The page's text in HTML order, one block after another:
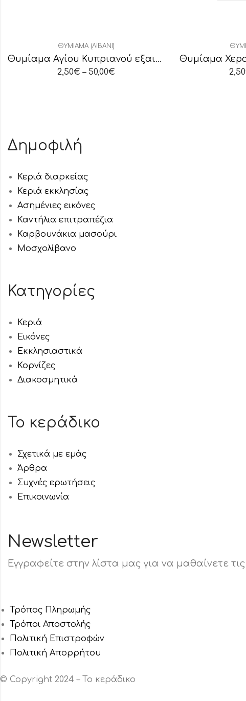
ΘΥΜΊΑΜΑ (ΛΙΒΆΝΙ)
Θυμίαμα Αγίου Κυπριανού εξαιρετικής ποιότητας
2,50€ – 50,00€ 2,50
Δημοφιλή
Κεριά διαρκείας
Κεριά εκκλησίας
Ασημένιες εικόνες
Καντήλια επιτραπέζια
Καρβουνάκια μασούρι
Μοσχολίβανο
Κατηγορίες
Κεριά
Εικόνες
Εκκλησιαστικά
Κορνίζες
Διακοσμητικά
Το κεράδικο
Σχετικά με εμάς
Άρθρα
Συχνές ερωτήσεις
Επικοινωνία
Newsletter
Εγγραφείτε στην λίστα μας για να μαθαίνετε
Τρόπος Πληρωμής
Τρόποι Αποστολής
Πολιτική Επιστροφών
Πολιτική Aπορρήτου
© Copyright 2024 – Το κεράδικο